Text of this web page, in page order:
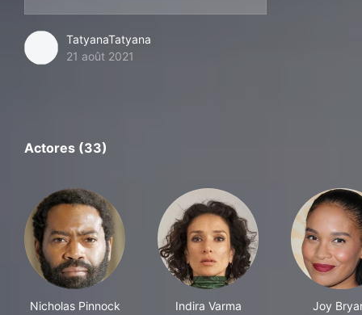
TatyanaTatyana
21 août 2021
Actores (33)
Nicholas Pinnock
Indira Varma
Joy